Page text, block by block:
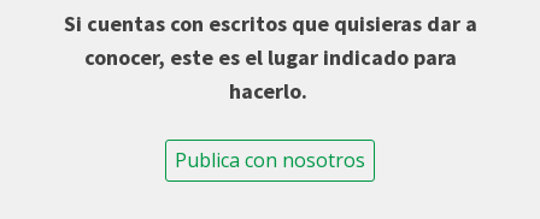
Si cuentas con escritos que quisieras dar a
conocer, este es el lugar indicado para
hacerlo.
Publica con nosotros